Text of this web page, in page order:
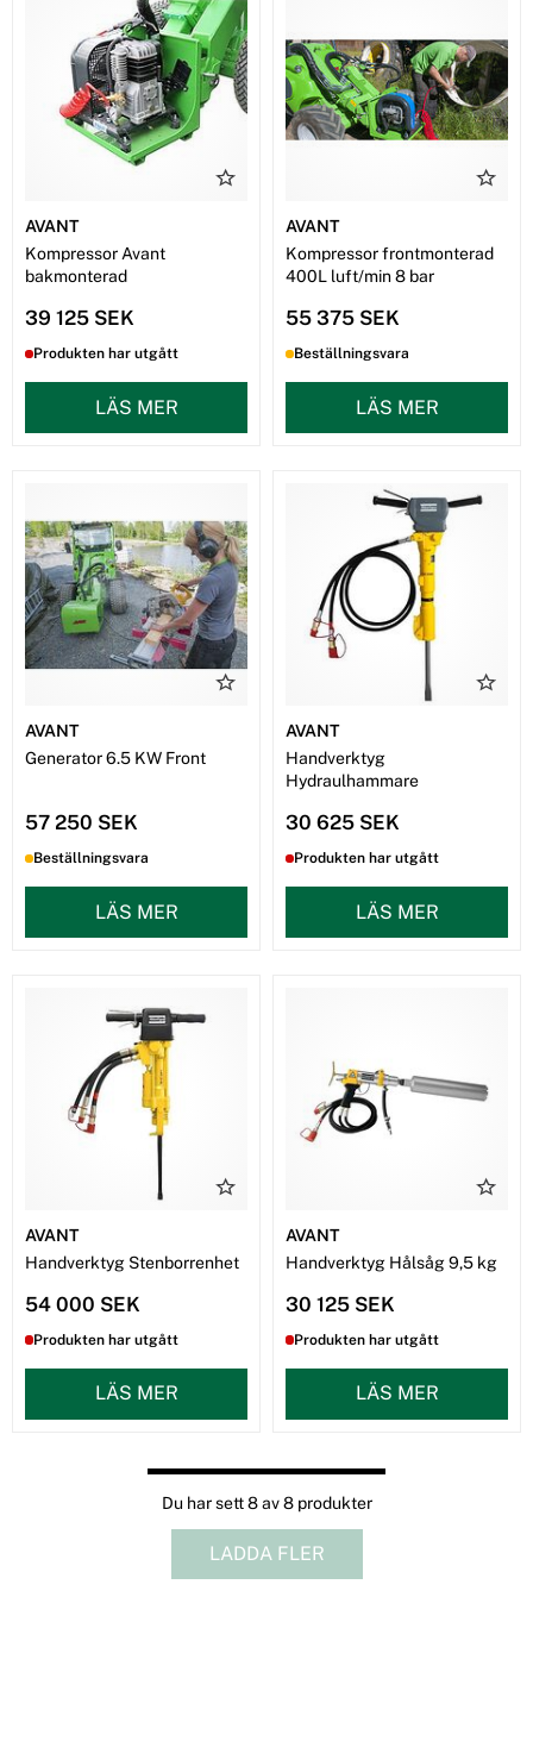
AVANT
Kompressor Avant
bakmonterad
39 125 SEK
Produkten har utgått
LÄS MER
AVANT
Kompressor frontmonterad
400L luft/min 8 bar
55 375 SEK
Beställningsvara
LÄS MER
AVANT
Generator 6.5 KW Front
57 250 SEK
Beställningsvara
LÄS MER
AVANT
Handverktyg
Hydraulhammare
30 625 SEK
Produkten har utgått
LÄS MER
AVANT
Handverktyg Stenborrenhet
54 000 SEK
Produkten har utgått
LÄS MER
AVANT
Handverktyg Hålsåg 9,5 kg
30 125 SEK
Produkten har utgått
LÄS MER
Du har sett 8 av 8 produkter
LADDA FLER